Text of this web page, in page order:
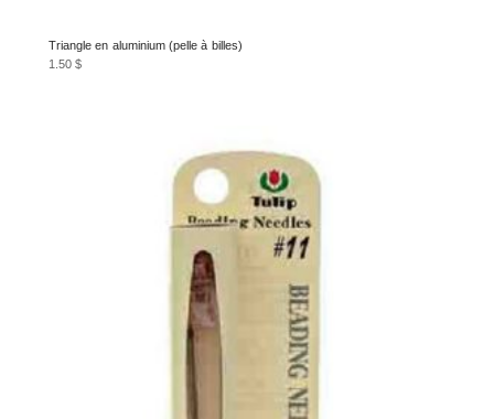
Triangle en aluminium (pelle à billes)
1.50$